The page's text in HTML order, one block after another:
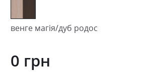
венге магія/дуб родос
0 грн